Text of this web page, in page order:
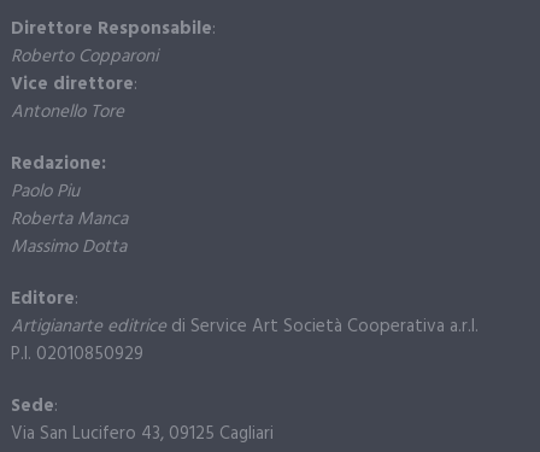
Direttore Responsabile:
Roberto Copparoni
Vice direttore:
Antonello Tore
Redazione:
Paolo Piu
Roberta Manca
Massimo Dotta
Editore:
Artigianarte editricedi Service Art Società Cooperativa a.r.l.
P.I. 02010850929
Sede:
Via San Lucifero 43, 09125 Cagliari